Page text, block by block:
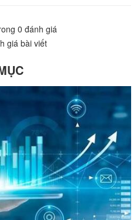
0 đánh giá
giá bài viết